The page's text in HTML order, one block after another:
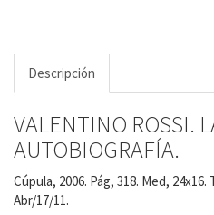
Descripción
VALENTINO ROSSI.
AUTOBIOGRAFÍA.
Cúpula, 2006. Pág, 318. Med,
Abr/17/11.